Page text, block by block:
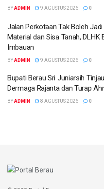
BYADMIN 9 AGUSTUS 2026 0
Jalan Perkotaan Tak Boleh
Material dan Sisa Tanah, DLHK
Imbauan
BYADMIN 9 AGUSTUS 2026 0
Bupati Berau Sri Juniarsih
Dermaga Rajanta dan Turap
BYADMIN 8 AGUSTUS 2026 0